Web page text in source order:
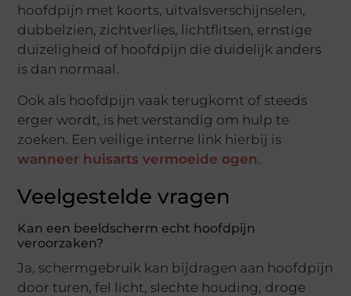
hoofdpijn met koorts, uitvalsverschijnselen,
dubbelzien, zichtverlies, lichtflitsen, ernstige
duizeligheid of hoofdpijn die duidelijk anders
is dan normaal.
Ook als hoofdpijn vaak terugkomt of steeds
erger wordt, is het verstandig om hulp te
zoeken. Een veilige interne link hierbij is
wanneer huisarts vermoeide ogen.
Veelgestelde vragen
Kan een beeldscherm echt hoofdpijn
veroorzaken?
Ja, schermgebruik kan bijdragen aan hoofdpijn
door turen, fel licht, slechte houding, droge